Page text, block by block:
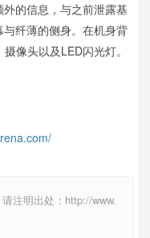
的信息，与之前泄露基
纤薄的侧身。在机身背
像头以及LED闪光灯。
注明出处：http://www.